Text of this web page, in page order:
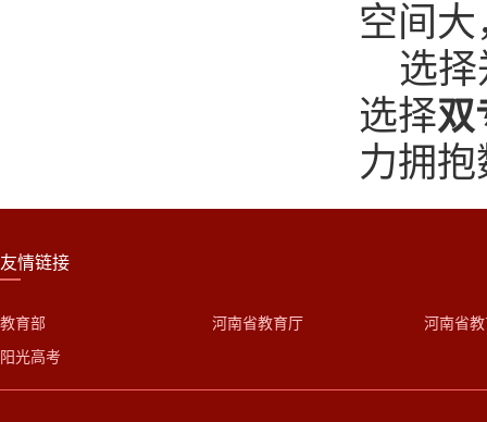
空间
选
选择双
力拥
友情链接
教育部
阳光高考
河南省教育厅 河南省